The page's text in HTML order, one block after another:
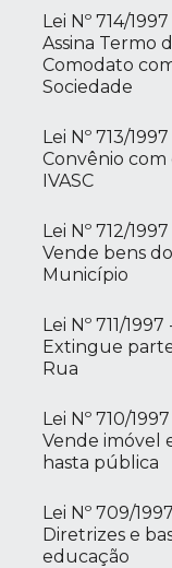
Lei Nº 714/1997
Assina Termo
Comodato
Sociedade
Lei Nº 713/1997
Convênio com
IVASC
Lei Nº 712/1997
Vende bens do
Município
Lei Nº 711/1997
Extingue
Rua
Lei Nº 710/
Vende imóvel
hasta pública
Lei Nº 709/
Diretrizes e
educação